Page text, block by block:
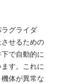
グライダ
せるための
で自動的に
す。これに
体が異常な